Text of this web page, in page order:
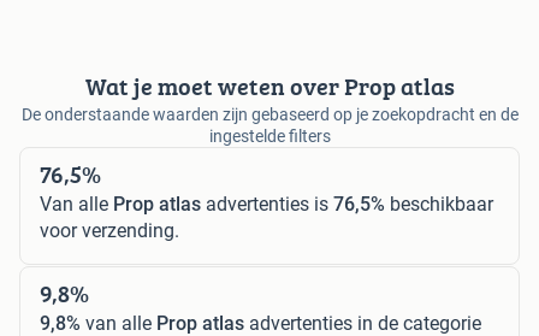
Wat je moet weten over Prop atlas
De onderstaande waarden zijn gebaseerd op je zoekopdracht en de
ingestelde filters
76,5%
Van alle Prop atlas advertenties is 76,5% beschikbaar
voor verzending.
9,8%
9,8% van alle Prop atlas advertenties in de categorie